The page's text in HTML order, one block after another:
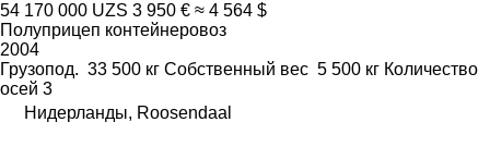
54 170 000 UZS 3 950 € ≈ 4 564 $
Полуприцеп контейнеровоз
2004
Грузопод. 33 500 кг Собственный вес 5 500 кг Количество
осей 3
Нидерланды, Roosendaal